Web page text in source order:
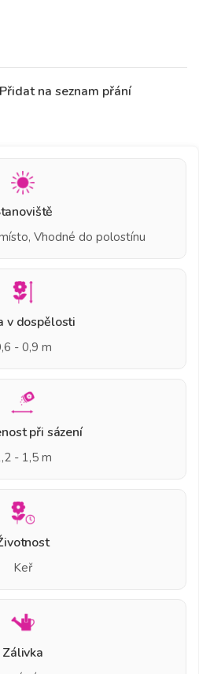
Přidat na seznam přání
Vhodné do polostínu
v dospělosti
- 0,9 m
při sázení
- 1,5 m
Keř
Zálivka